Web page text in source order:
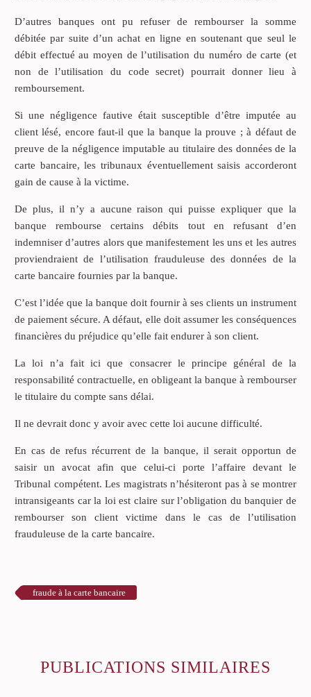
D’autres banques ont pu refuser de rembourser la somme
débitée par suite d’un achat en ligne en soutenant que seul le
débit effectué au moyen de l’utilisation du numéro de carte (et
non de l’utilisation du code secret) pourrait donner lieu à
remboursement.
Si une négligence fautive était susceptible d’être imputée au
client lésé, encore faut-il que la banque la prouve ; à défaut de
preuve de la négligence imputable au titulaire des données de la
carte bancaire, les tribunaux éventuellement saisis accorderont
gain de cause à la victime.
De plus, il n’y a aucune raison qui puisse expliquer que la
banque rembourse certains débits tout en refusant d’en
indemniser d’autres alors que manifestement les uns et les autres
proviendraient de l’utilisation frauduleuse des données de la
carte bancaire fournies par la banque.
C’est l’idée que la banque doit fournir à ses clients un instrument
de paiement sécure. A défaut, elle doit assumer les conséquences
financières du préjudice qu’elle fait endurer à son client.
La loi n’a fait ici que consacrer le principe général de la
responsabilité contractuelle, en obligeant la banque à rembourser
le titulaire du compte sans délai.
Il ne devrait donc y avoir avec cette loi aucune difficulté.
En cas de refus récurrent de la banque, il serait opportun de
saisir un avocat afin que celui-ci porte l’affaire devant le
Tribunal compétent. Les magistrats n’hésiteront pas à se montrer
intransigeants car la loi est claire sur l’obligation du banquier de
rembourser son client victime dans le cas de l’utilisation
frauduleuse de la carte bancaire.
fraude à la carte bancaire
PUBLICATIONS SIMILAIRES